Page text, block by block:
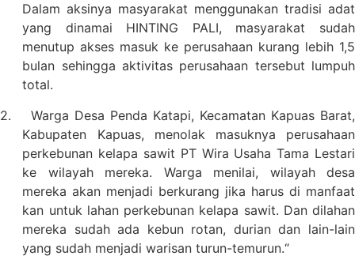
Dalam aksinya masyarakat menggunakan tradisi adat
yang dinamai HINTING PALI, masyarakat sudah
menutup akses masuk ke perusahaan kurang lebih 1,5
bulan sehingga aktivitas perusahaan tersebut lumpuh
total.
2.
Warga Desa Penda Katapi, Kecamatan Kapuas Barat,
Kabupaten Kapuas, menolak masuknya perusahaan
perkebunan kelapa sawit PT Wira Usaha Tama Lestari
ke wilayah mereka. Warga menilai, wilayah desa
mereka akan menjadi berkurang jika harus di manfaat
kan untuk lahan perkebunan kelapa sawit. Dan dilahan
mereka sudah ada kebun rotan, durian dan lain-lain
yang sudah menjadi warisan turun-temurun.“